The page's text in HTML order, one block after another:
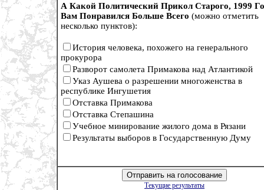
А Какой Политический Прикол Старого, 1999
Вам Понравился Больше Всего (можно отметить
несколько пунктов):
История человека, похожего на генерального
прокурора
Разворот самолета Примакова над Атлантикой
Указ Аушева о разрешении многоженства в
республике Ингушетия
Отставка Примакова
Отставка Степашина
Учебное минирование жилого дома в Рязани
Результаты выборов в Государственную Думу
Текущие результаты